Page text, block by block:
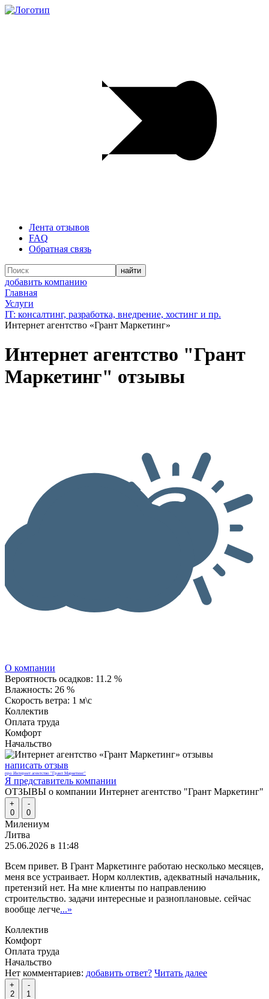
Лента отзывов
FAQ
Обратная связь
добавить компанию
Главная
Услуги
IT: консалтинг, разработка, внедрение, хостинг и пр.
Интернет агентство «Грант Маркетинг»
Интернет агентство "Грант
Маркетинг" отзывы
О компании
Вероятность осадков: 11.2 %
Влажность: 26 %
Скорость ветра: 1 м\с
Коллектив
Оплата труда
Комфорт
Начальство
написать отзыв
про Интернет агентство "Грант Маркетинг"
Я представитель компании
ОТЗЫВЫ о компании Интернет агентство "Грант Маркетинг"
+
0
-
0
Милениум
Литва
25.06.2026 в 11:48
Всем привет. В Грант Маркетинге работаю несколько месяцев,
меня все устраивает. Норм коллектив, адекватный начальник,
претензий нет. На мне клиенты по направлению
строительство. задачи интересные и разноплановые. сейчас
вообще легче...»
Коллектив
Комфорт
Оплата труда
Начальство
Нет комментариев: добавить ответ? Читать далее
+
2
-
1